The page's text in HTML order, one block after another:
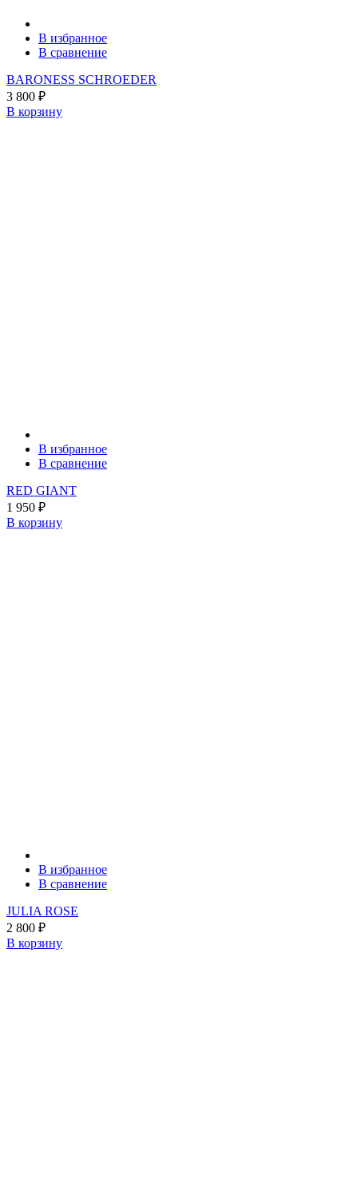
В избранное
В сравнение
BARONESS SCHROEDER
3 800 ₽
В корзину
В избранное
В сравнение
RED GIANT
1 950 ₽
В корзину
В избранное
В сравнение
JULIA ROSE
2 800 ₽
В корзину